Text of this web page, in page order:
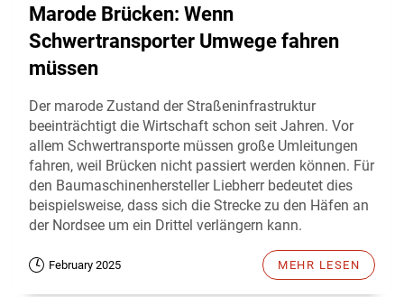
Marode Brücken: Wenn
Schwertransporter Umwege fahren
müssen
Der marode Zustand der Straßeninfrastruktur
beeinträchtigt die Wirtschaft schon seit Jahren. Vor
allem Schwertransporte müssen große Umleitungen
fahren, weil Brücken nicht passiert werden können. Für
den Baumaschinenhersteller Liebherr bedeutet dies
beispielsweise, dass sich die Strecke zu den Häfen an
der Nordsee um ein Drittel verlängern kann.
February 2025 MEHR LESEN